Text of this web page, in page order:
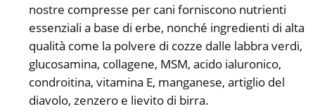
nostre compresse per cani forniscono nutrienti
essenziali a base di erbe, nonché ingredienti di alta
qualità come la polvere di cozze dalle labbra verdi,
glucosamina, collagene, MSM, acido ialuronico,
condroitina, vitamina E, manganese, artiglio del
diavolo, zenzero e lievito di birra.